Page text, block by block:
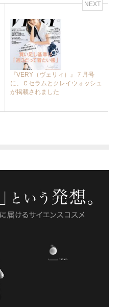
NEXT
『VERY（ヴェリィ）』７月号
に、Ｃセラムとクレイウォッシュ
が掲載されました